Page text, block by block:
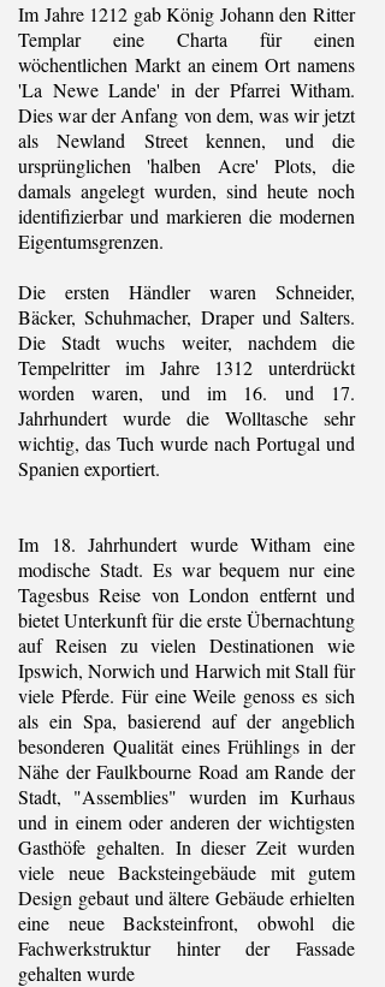
Im Jahre 1212 gab König Johann den Ritter
Templar eine Charta für einen
wöchentlichen Markt an einem Ort namens
'La Newe Lande' in der Pfarrei Witham.
Dies war der Anfang von dem, was wir jetzt
als Newland Street kennen, und die
ursprünglichen 'halben Acre' Plots, die
damals angelegt wurden, sind heute noch
identifizierbar und markieren die modernen
Eigentumsgrenzen.
Die ersten Händler waren Schneider,
Bäcker, Schuhmacher, Draper und Salters.
Die Stadt wuchs weiter, nachdem die
Tempelritter im Jahre 1312 unterdrückt
worden waren, und im 16. und 17.
Jahrhundert wurde die Wolltasche sehr
wichtig, das Tuch wurde nach Portugal und
Spanien exportiert.
Im 18. Jahrhundert wurde Witham eine
modische Stadt. Es war bequem nur eine
Tagesbus Reise von London entfernt und
bietet Unterkunft für die erste Übernachtung
auf Reisen zu vielen Destinationen wie
Ipswich, Norwich und Harwich mit Stall für
viele Pferde. Für eine Weile genoss es sich
als ein Spa, basierend auf der angeblich
besonderen Qualität eines Frühlings in der
Nähe der Faulkbourne Road am Rande der
Stadt, "Assemblies" wurden im Kurhaus
und in einem oder anderen der wichtigsten
Gasthöfe gehalten. In dieser Zeit wurden
viele neue Backsteingebäude mit gutem
Design gebaut und ältere Gebäude erhielten
eine neue Backsteinfront, obwohl die
Fachwerkstruktur hinter der Fassade
gehalten wurde